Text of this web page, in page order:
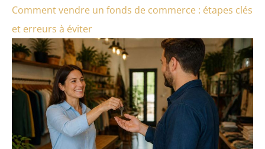
Comment vendre un fonds de commerce : étapes clés
et erreurs à éviter